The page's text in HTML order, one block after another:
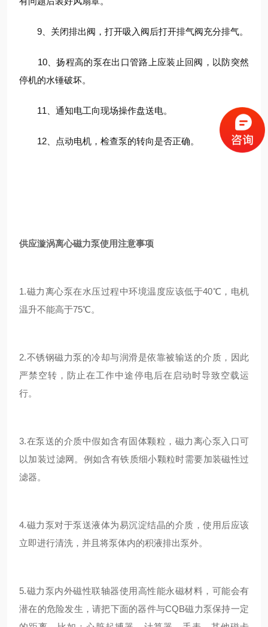
9、关闭排出阀，打开吸入阀后打开排气阀充分排气。
10、扬程高的泵在出口管路上应装止回阀，以防突然
停机的水锤破坏。
11、通知电工向现场操作盘送电。
12、点动电机，检查泵的转向是否正确。
供应漩涡离心磁力泵使用注意事项
1.磁力离心泵在水压过程中环境温度应该低于40℃，电机
温升不能高于75℃。
2.不锈钢磁力泵的冷却与润滑是依靠被输送的介质，因此
严禁空转，防止在工作中途停电后在启动时导致空载运
行。
3.在泵送的介质中假如含有固体颗粒，磁力离心泵入口可
以加装过滤网。例如含有铁质细小颗粒时需要加装磁性过
滤器。
4.磁力泵对于泵送液体为易沉淀结晶的介质，使用后应该
立即进行清洗，并且将泵体内的积液排出泵外。
5.磁力泵内外磁性联轴器使用高性能永磁材料，可能会有
潜在的危险发生，请把下面的器件与CQB磁力泵保持一定